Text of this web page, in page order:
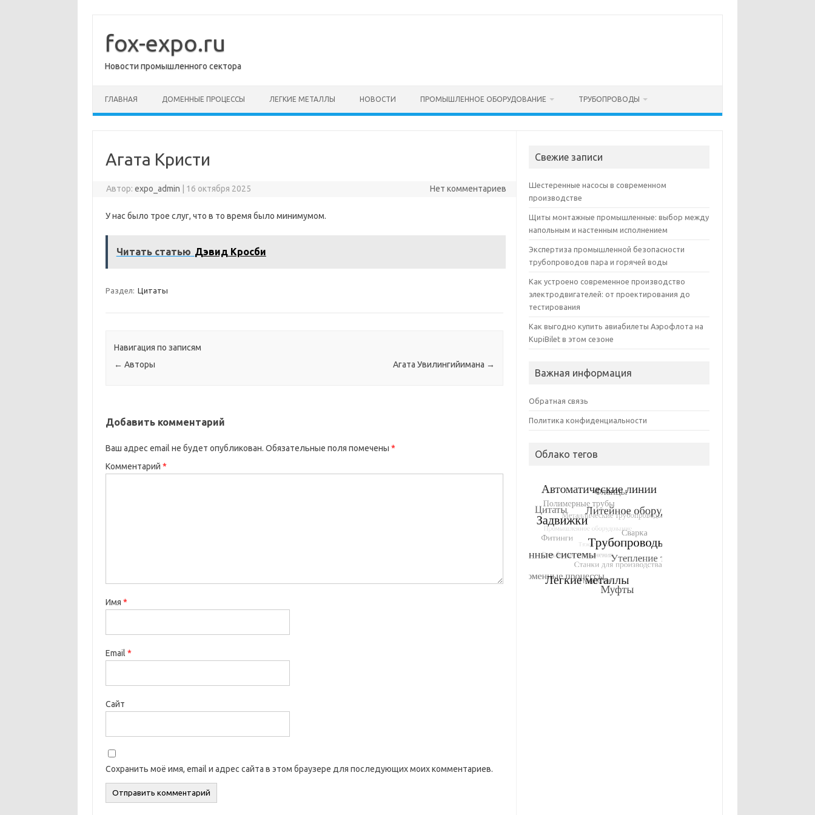
содержимому
fox-expo.ru
Новости промышленного сектора
ГЛАВНАЯ ДОМЕННЫЕ ПРОЦЕССЫ ЛЕГКИЕ МЕТАЛЛЫ НОВОСТИ ПРОМЫШЛЕННОЕ ОБОРУДОВАНИЕ ТРУБОПРОВОДЫ
Агата Кристи
Автор:expo_admin 16 октября 2025 Нет комментариев
У нас было трое слуг, что в то время было минимумом.
Читать статью Дэвид Кросби
Раздел: Цитаты
Навигация по записям
← Авторы Агата Увилингийимана →
Добавить комментарий
Ваш адрес email не будет опубликован. Обязательные поля помечены *
Комментарий *
Имя *
Email *
Сайт
Сохранить моё имя, email и адрес сайта в этом браузере для последующих моих комментариев.
Свежие записи
Шестеренные насосы в современном
производстве
Щиты монтажные промышленные: выбор между
напольным и настенным исполнением
Экспертиза промышленной безопасности
трубопроводов пара и горячей воды
Как устроено современное производство
электродвигателей: от проектирования до
тестирования
Как выгодно купить авиабилеты Аэрофлота на
KupiBilet в этом сезоне
Важная информация
Обратная связь
Политика конфиденциальности
Облако тегов